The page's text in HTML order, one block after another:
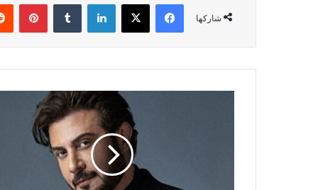
شاركها
فيسبوك ‫X لينكدإن